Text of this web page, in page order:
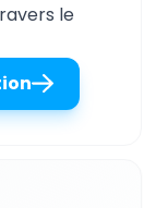
le